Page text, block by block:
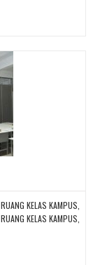
KELAS KAMPUS,
KELAS KAMPUS,
KELAS KAMPUS,
KELAS KAMPUS,
KELAS KAMPUS